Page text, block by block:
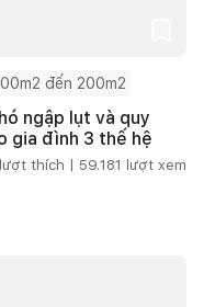
đến 200m2
ngập lụt và quy
gia đình 3 thế hệ
lượt thích | 59.181 lượt xem